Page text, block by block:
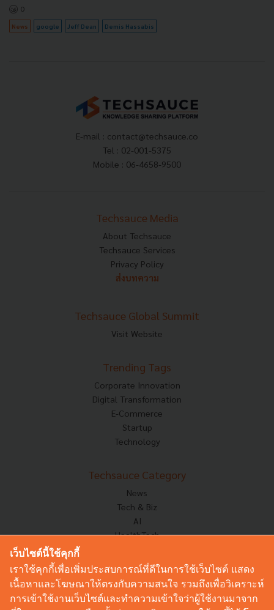
0
News google Jeff Dean Demis Hassabis
E-mail : contact@techsauce.co
Tel : 02-001-5375
Mobile : 06-4658-9500
Techsauce Media
About Techsauce
Techsauce Services
Privacy Policy
ส่งบทความ
Techsauce Global Summit
Visit Website
Trending Tags
Corporate Innovation
Digital Transformation
E-Commerce
Startup
Technology
Techsauce Category
News
Tech & Biz
AI
HealthTech
Corp Innov
Saucy Thoughts
Based On
Sustainable
เว็บไซต์นี้ใช้คุกกี้
เราใช้คุกกี้เพื่อเพิ่มประสบการณ์ที่ดีในการใช้เว็บไซต์ แสดง
เนื้อหาและโฆษณาให้ตรงกับความสนใจ รวมถึงเพื่อวิเคราะห์
การเข้าใช้งานเว็บไซต์และทำความเข้าใจว่าผู้ใช้งานมาจาก